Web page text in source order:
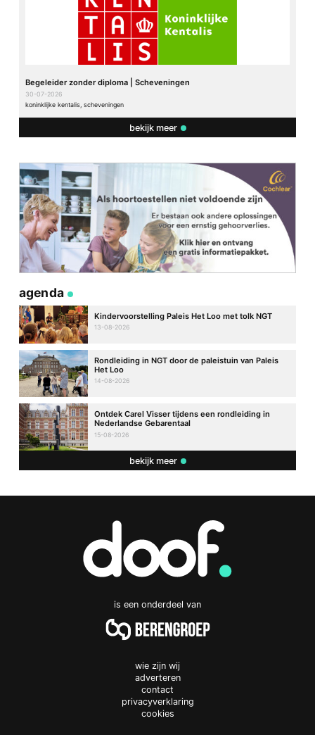
Begeleider zonder diploma | Scheveningen
30-07-2026
koninklijke kentalis, scheveningen
bekijk meer
agenda
Kindervoorstelling Paleis Het Loo met tolk NGT
13-08-2026
Rondleiding in NGT door de paleistuin van Paleis
Het Loo
14-08-2026
Ontdek Carel Visser tijdens een rondleiding in
Nederlandse Gebarentaal
15-08-2026
bekijk meer
is een onderdeel van
wie zijn wij
adverteren
contact
privacyverklaring
cookies